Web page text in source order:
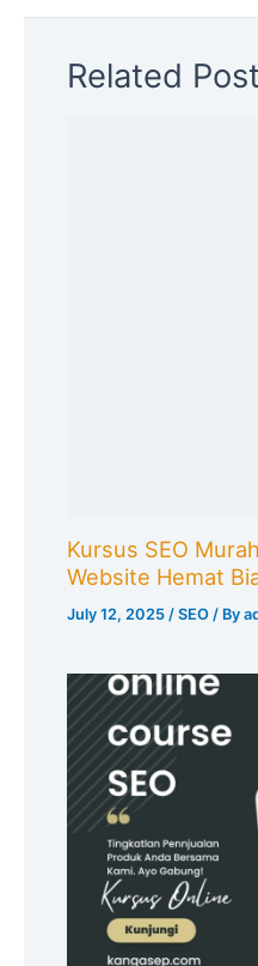
Related
Kursus SEO
Website Hemat
July 12, 2025/SEO / By